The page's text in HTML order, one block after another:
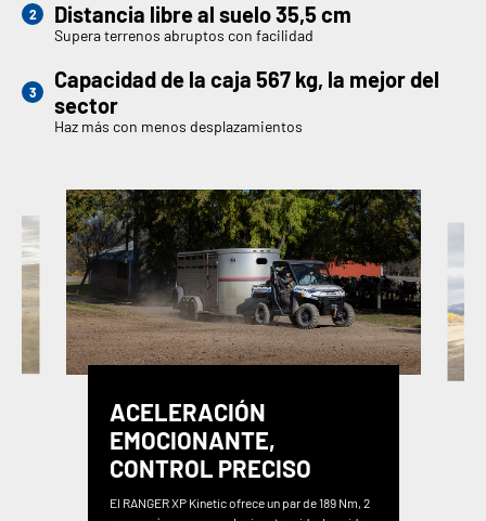
Distancia libre al suelo 35,5 cm
Supera terrenos abruptos con facilidad
Capacidad de la caja 567 kg, la mejor del
sector
Haz más con menos desplazamientos
ACELERACIÓN
EMOCIONANTE,
CONTROL PRECISO
El RANGER XP Kinetic ofrece un par de 189 Nm, 2